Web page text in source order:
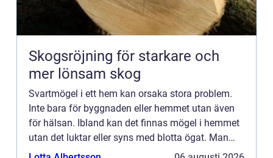
Skogsröjning för starkare och
mer lönsam skog
Svartmögel i ett hem kan orsaka stora problem.
Inte bara för byggnaden eller hemmet utan även
för hälsan. Ibland kan det finnas mögel i hemmet
utan det luktar eller syns med blotta ögat. Man
kan få många...